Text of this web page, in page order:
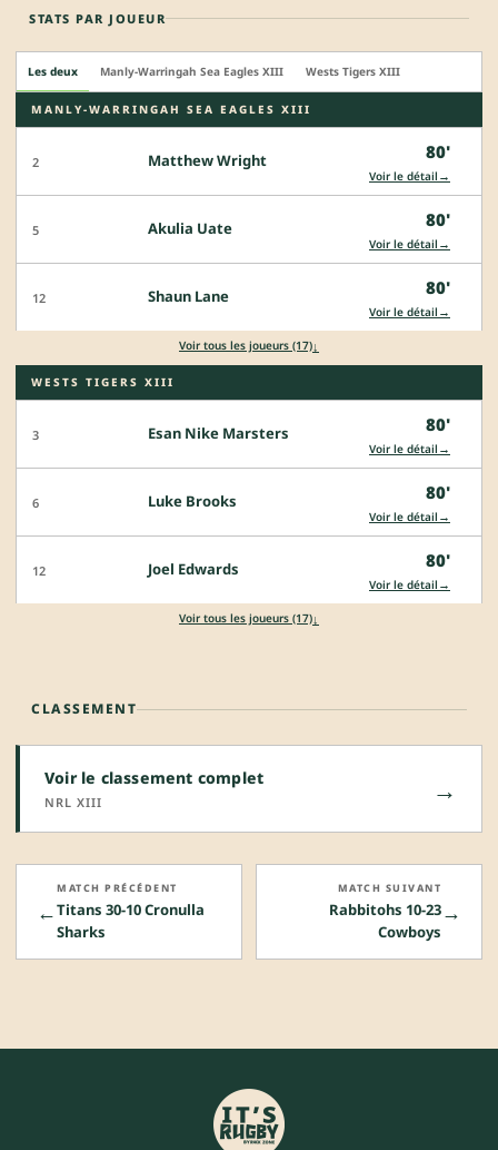
STATS PAR JOUEUR
Les deux Manly-Warringah Sea Eagles XIII Wests Tigers XIII
MANLY-WARRINGAH SEA EAGLES XIII
2 Matthew Wright 80'
Voir le détail →
5 Akulia Uate 80'
Voir le détail →
12 Shaun Lane 80'
Voir le détail →
Voir tous les joueurs (17)↓
WESTS TIGERS XIII
3 Esan Nike Marsters 80'
Voir le détail →
6 Luke Brooks 80'
Voir le détail →
12 Joel Edwards 80'
Voir le détail →
Voir tous les joueurs (17)↓
CLASSEMENT
Voir le classement complet
NRL XIII →
←
MATCH PRÉCÉDENT
Titans 30-10 Cronulla
Sharks
→
MATCH SUIVANT
Rabbitohs 10-23
Cowboys